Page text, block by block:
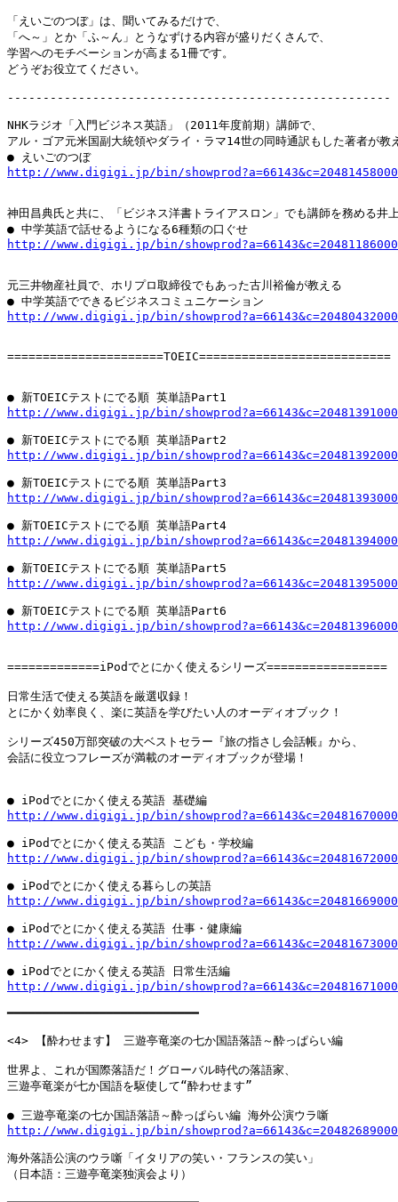
「えいごのつぼ」は、聞いてみるだけで、
「へ～」とか「ふ～ん」とうなずける内容が盛りだくさんで、
学習へのモチベーションが高まる1冊です。
どうぞお役立てください。
------------------------------------------------------
NHKラジオ「入門ビジネス英語」（2011年度前期）講師で、
アル・ゴア元米国副大統領やダライ・ラマ14世の同時通訳もした著者が教
http://www.digigi.jp/bin/
神田昌典氏と共に、「ビジネス洋書トライアスロン」でも講師を務める井
http://www.digigi.jp/bin/
元三井物産社員で、ホリプロ取締役でもあった古川裕倫が教える
http://www.digigi.jp/bin/
======================TOEIC===========================
http://www.digigi.jp/bin/
http://www.digigi.jp/bin/
http://www.digigi.jp/bin/
http://www.digigi.jp/bin/
http://www.digigi.jp/bin/
http://www.digigi.jp/bin/
=============iPodでとにかく使えるシリーズ=================
日常生活で使える英語を厳選収録！
とにかく効率良く、楽に英語を学びたい人のオーディオブック！
シリーズ450万部突破の大ベストセラー『旅の指さし会話帳』から、
会話に役立つフレーズが満載のオーディオブックが登場！
http://www.digigi.jp/bin/
http://www.digigi.jp/bin/
http://www.digigi.jp/bin/
http://www.digigi.jp/bin/
http://www.digigi.jp/bin/
━━━━━━━━━━━━━━━━━━━━━━━━━━━
<4> 【酔わせます】 三遊亭竜楽の七か国語落語～酔っぱらい編
世界よ、これが国際落語だ！グローバル時代の落語家、
三遊亭竜楽が七か国語を駆使して“酔わせます”
http://www.digigi.jp/bin/
海外落語公演のウラ噺「イタリアの笑い・フランスの笑い」
（日本語：三遊亭竜楽独演会より）